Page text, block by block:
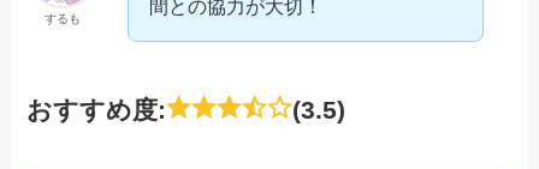
するも
間との協力が大切！
おすすめ度: (3.5)